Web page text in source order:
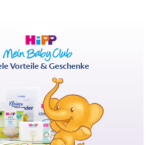
Vorteile & Geschenke